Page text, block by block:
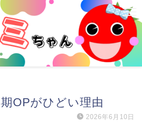
OPがひどい理由
2026年6月10日